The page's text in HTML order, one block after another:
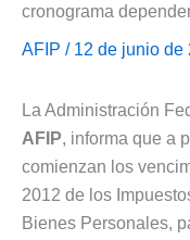
cronograma
AFIP / 12 de junio de
La Administración
AFIP, informa que a
comienzan los
2012 de los
Bienes Personales,